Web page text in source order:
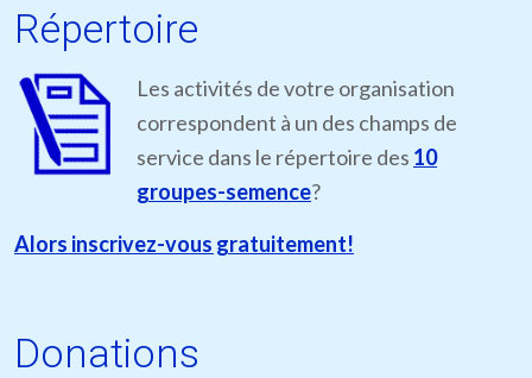
Répertoire
Les activités de votre organisation
correspondent à un des champs de
service dans le répertoire des 10
groupes-semence?
Alors inscrivez-vous gratuitement!
Donations